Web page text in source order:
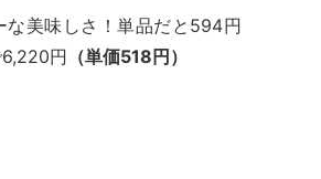
な美味しさ！単品だと594円
円 （単価518円）